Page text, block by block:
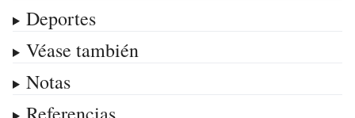
Deportes
Véase también
Notas